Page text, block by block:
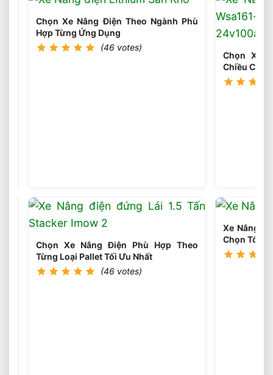
Điện
Theo
Môi
Làm
Việc
Phù
Chọn Xe Nâng Điện Theo Ngành Phù
Hợp Từng Ứng Dụng
(46 votes)
Chọn Xe Nâng Điện Phù Hợp Theo
Từng Loại Pallet Tối Ưu Nhất
(46 votes)
Chọn Xe
Chiều Cao
Xe Nâng
Chọn Tối